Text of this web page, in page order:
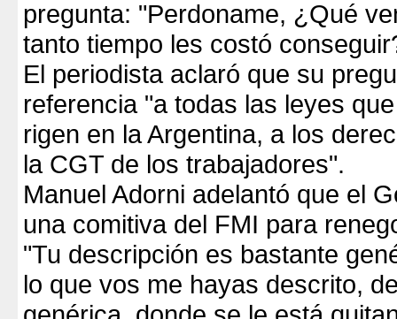
pregunta: "Perdoname, ¿Qué
tanto tiempo les costó
El periodista aclaró que su
referencia "a todas las leyes
rigen en la Argentina, a los
la CGT de los trabajadores".
Manuel Adorni adelantó que el
una comitiva del FMI para
"Tu descripción es bastante
lo que vos me hayas descrito,